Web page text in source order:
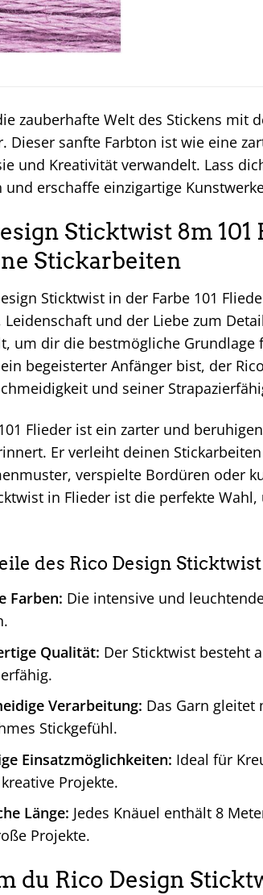
zauberhafte Welt des Stickens mit
Dieser sanfte Farbton ist wie eine
und Kreativität verwandelt. Lass
erschaffe einzigartige
Sticktwist 8m
Stickarbeiten
Sticktwist in der Farbe 101
Leidenschaft und der Liebe zum
um dir die bestmögliche
begeisterter Anfänger bist, der
und seiner
Flieder ist ein zarter und
Er verleiht deinen
verspielte Bordüren oder
in Flieder ist die perfekte
des Rico Design
Farben: Die intensive und
Qualität: Der Sticktwist besteht
Verarbeitung: Das Garn
Stickgefühl.
Einsatzmöglichkeiten: Ideal für
Projekte.
Länge: Jedes Knäuel enthält 8
Projekte.
du Rico Design